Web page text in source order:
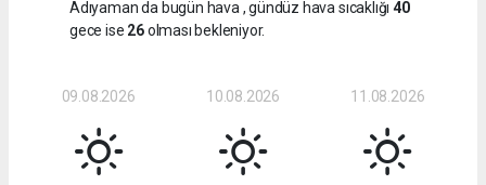
Adıyaman da bugün hava , gündüz hava sıcaklığı 40
gece ise 26olması bekleniyor.
09.08.2026 10.08.2026 11.08.2026